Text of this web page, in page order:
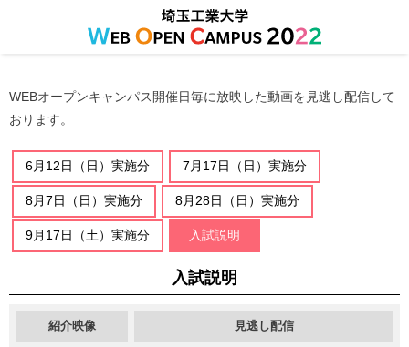
WEBオープンキャンパス開催日毎に放映した動画を見逃し配信して
おります。
6月12日（日）実施分 7月17日（日）実施分
8月7日（日）実施分 8月28日（日）実施分
9月17日（土）実施分 入試説明
入試説明
紹介映像 見逃し配信